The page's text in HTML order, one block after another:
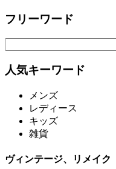
フリーワード
人気キーワード
メンズ
レディース
キッズ
雑貨
ヴィンテージ、リメイク